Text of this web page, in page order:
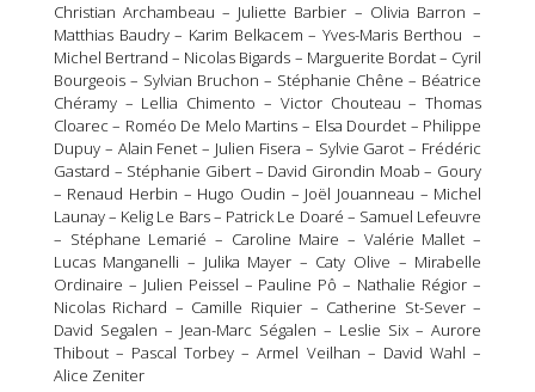
Christian Archambeau – Juliette Barbier – Olivia Barron –
Matthias Baudry – Karim Belkacem – Yves-Maris Berthou –
Michel Bertrand – Nicolas Bigards – Marguerite Bordat – Cyril
Bourgeois – Sylvian Bruchon – Stéphanie Chêne – Béatrice
Chéramy – Lellia Chimento – Victor Chouteau – Thomas
Cloarec – Roméo De Melo Martins – Elsa Dourdet – Philippe
Dupuy – Alain Fenet – Julien Fisera – Sylvie Garot – Frédéric
Gastard – Stéphanie Gibert – David Girondin Moab – Goury
– Renaud Herbin – Hugo Oudin – Joël Jouanneau – Michel
Launay – Kelig Le Bars – Patrick Le Doaré – Samuel Lefeuvre
– Stéphane Lemarié – Caroline Maire – Valérie Mallet –
Lucas Manganelli – Julika Mayer – Caty Olive – Mirabelle
Ordinaire – Julien Peissel – Pauline Pô – Nathalie Régior –
Nicolas Richard – Camille Riquier – Catherine St-Sever –
David Segalen – Jean-Marc Ségalen – Leslie Six – Aurore
Thibout – Pascal Torbey – Armel Veilhan – David Wahl –
Alice Zeniter